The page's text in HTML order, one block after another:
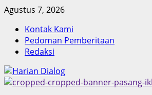
Skip
content
Agustus 7, 2026
Kontak Kami
Pedoman Pemberitaan
Redaksi